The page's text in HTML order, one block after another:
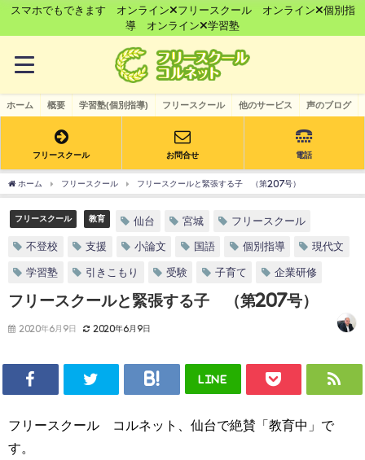
スマホでもできます オンライン×フリースクール オンライン×個別指
導 オンライン×学習塾
ホーム 概要 学習塾(個別指導) フリースクール 他のサービス 声のブログ
フリースクール お問合せ 電話
ホーム フリースクール フリースクールと緊張する子 （第207号）
フリースクール 教育 仙台 宮城 フリースクール
不登校 支援 小論文 国語 個別指導 現代文
学習塾 引きこもり 受験 子育て 企業研修
フリースクールと緊張する子 （第207号）
2020年6月9日 2020年6月9日
LINE
フリースクール コルネット、仙台で絶賛「教育中」で
す。